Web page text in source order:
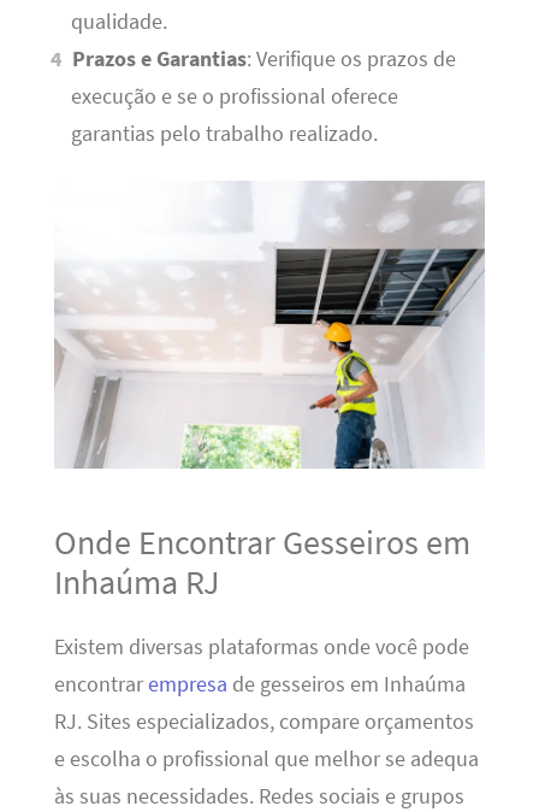
qualidade.
Prazos e Garantias: Verifique os prazos de
execução e se o profissional oferece
garantias pelo trabalho realizado.
Onde Encontrar Gesseiros em
Inhaúma RJ
Existem diversas plataformas onde você pode
encontrarempresa de gesseiros em Inhaúma
RJ. Sites especializados, compare orçamentos
e escolha o profissional que melhor se adequa
às suas necessidades. Redes sociais e grupos